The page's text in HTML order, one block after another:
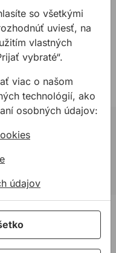
od hmotnosti)
so všetkými
uviesť, na
vlastných
vybraté“.
viac o našom
technológií, ako
osobných údajov:
údajov